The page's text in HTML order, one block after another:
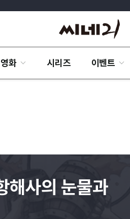
영화 시리즈 이벤트
해사의 눈물과